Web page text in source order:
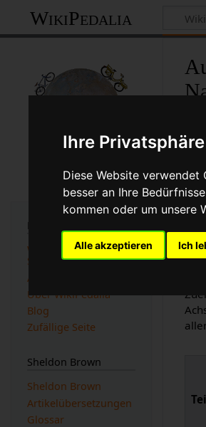
Ihre
Diese Website verwendet
besser an Ihre
kommen oder um unsere
Alle akzeptieren Ich
WikiPedalia
Die
Navigation
WikiPedalia -
Startseite
Alle Seiten A-Z
Über WikiPedalia
Blog
Zufällige Seite
Sheldon Brown
Sheldon Brown
Artikelübersetzungen
Glossar